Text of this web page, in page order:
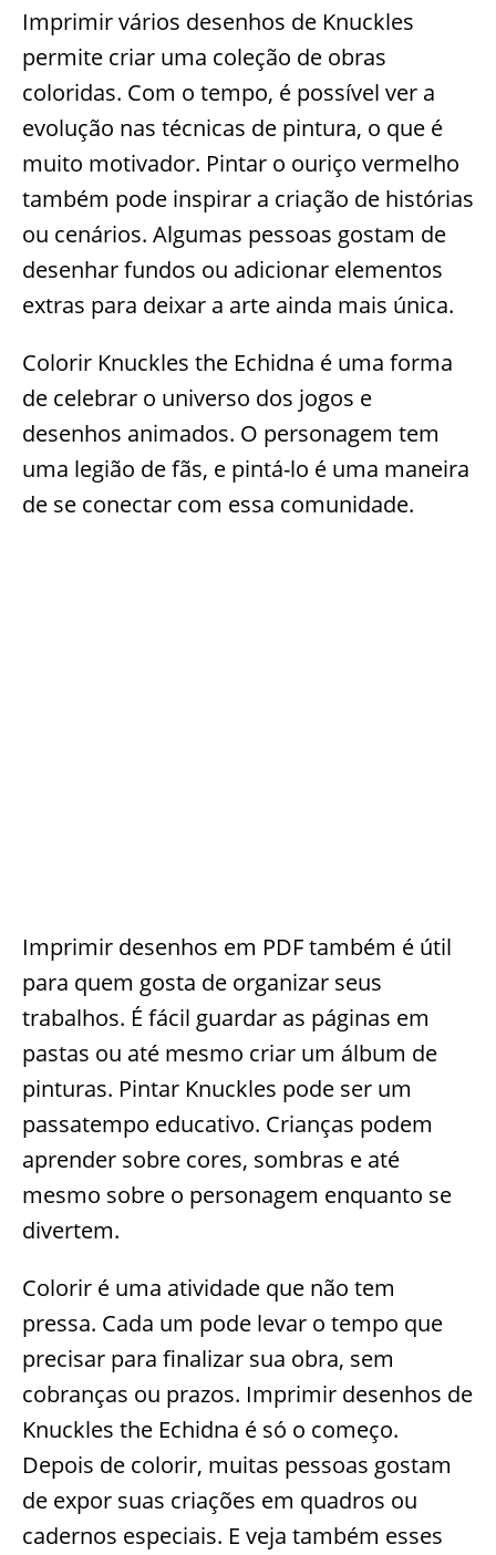
Imprimir vários desenhos de Knuckles
permite criar uma coleção de obras
coloridas. Com o tempo, é possível ver a
evolução nas técnicas de pintura, o que é
muito motivador. Pintar o ouriço vermelho
também pode inspirar a criação de histórias
ou cenários. Algumas pessoas gostam de
desenhar fundos ou adicionar elementos
extras para deixar a arte ainda mais única.
Colorir Knuckles the Echidna é uma forma
de celebrar o universo dos jogos e
desenhos animados. O personagem tem
uma legião de fãs, e pintá-lo é uma maneira
de se conectar com essa comunidade.
Imprimir desenhos em PDF também é útil
para quem gosta de organizar seus
trabalhos. É fácil guardar as páginas em
pastas ou até mesmo criar um álbum de
pinturas. Pintar Knuckles pode ser um
passatempo educativo. Crianças podem
aprender sobre cores, sombras e até
mesmo sobre o personagem enquanto se
divertem.
Colorir é uma atividade que não tem
pressa. Cada um pode levar o tempo que
precisar para finalizar sua obra, sem
cobranças ou prazos. Imprimir desenhos de
Knuckles the Echidna é só o começo.
Depois de colorir, muitas pessoas gostam
de expor suas criações em quadros ou
cadernos especiais. E veja também esses